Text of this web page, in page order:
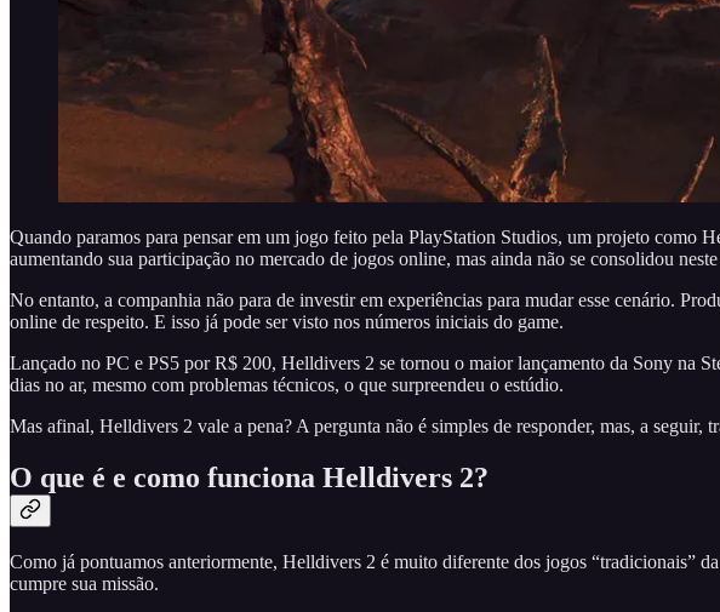
Quando paramos para pensar em um jogo feito pela PlayStation Studios, um projeto como
aumentando sua participação no mercado de jogos online, mas ainda não se consolidou neste
No entanto, a companhia não para de investir em experiências para mudar esse cenário.
online de respeito. E isso já pode ser visto nos números iniciais do game.
Lançado no PC e PS5 por R$ 200, Helldivers 2 se tornou o maior lançamento da Sony na
dias no ar, mesmo com problemas técnicos, o que surpreendeu o estúdio.
Mas afinal, Helldivers 2 vale a pena? A pergunta não é simples de responder, mas, a
O que é e como funciona Helldivers 2?
Como já pontuamos anteriormente, Helldivers 2 é muito diferente dos jogos “tradicionais”
cumpre sua missão.